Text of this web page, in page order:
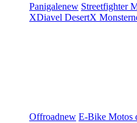
Panigalenew Streetfighter
XDiavel DesertX Monster
Offroadnew E-Bike Motos